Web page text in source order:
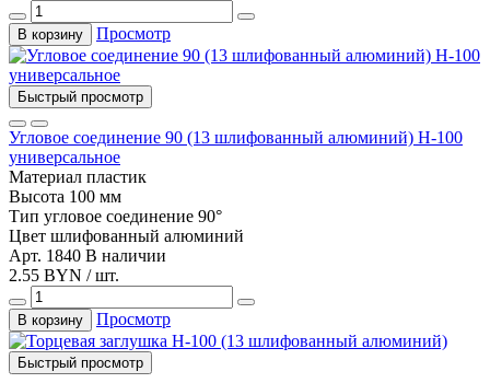
В корзину Просмотр
Быстрый просмотр
Угловое соединение 90 (13 шлифованный алюминий) Н-100
универсальное
Материал пластик
Высота 100 мм
Тип угловое соединение 90°
Цвет шлифованный алюминий
Арт. 1840 В наличии
2.55 BYN / шт.
В корзину Просмотр
Быстрый просмотр